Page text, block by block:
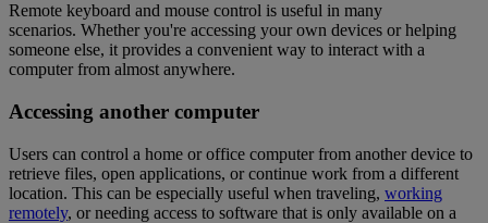
Remote keyboard and mouse control is useful in many
scenarios. Whether you're accessing your own devices or helping
someone else, it provides a convenient way to interact with a
computer from almost anywhere.
Accessing another computer
Users can control a home or office computer from another device to
retrieve files, open applications, or continue work from a different
location. This can be especially useful when traveling, working
remotely, or needing access to software that is only available on a